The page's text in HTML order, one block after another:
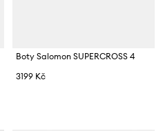
Boty Salomon SUPERCROSS 4
3199 Kč